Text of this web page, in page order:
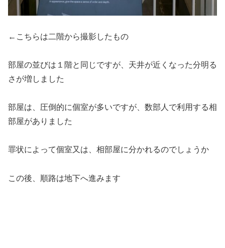
←こちらは二階から撮影したもの
部屋の並びは１階と同じですが、天井が近くなった分明る
さが増しました
部屋は、圧倒的に個室が多いですが、数部人で利用する相
部屋がありました
罪状によって個室又は、相部屋に分かれるのでしょうか
この後、順路は地下へ進みます